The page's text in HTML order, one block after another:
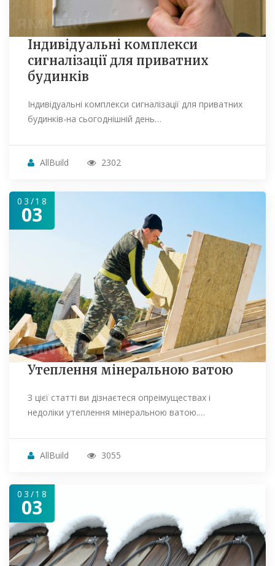
Індивідуальні комплекси
сигналізації для приватних
будинків
Індивідуальні комплекси сигналізації для приватних
будинків-на сьогоднішній день…
AllBuild 2302
03/18
03
Утеплення мінеральною ватою
З цієї статті ви дізнаєтеся опреімуществах і
недоліки утеплення мінеральною ватою.…
AllBuild 3055
03/18
03